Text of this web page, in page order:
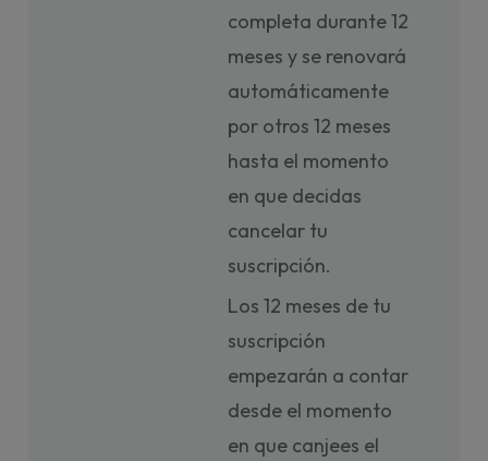
completa durante 12
meses y se renovará
automáticamente
por otros 12 meses
hasta el momento
en que decidas
cancelar tu
suscripción.
Los 12 meses de tu
suscripción
empezarán a contar
desde el momento
en que canjees el